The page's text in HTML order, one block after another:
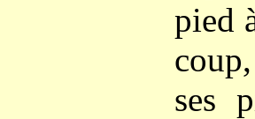
pied
ses